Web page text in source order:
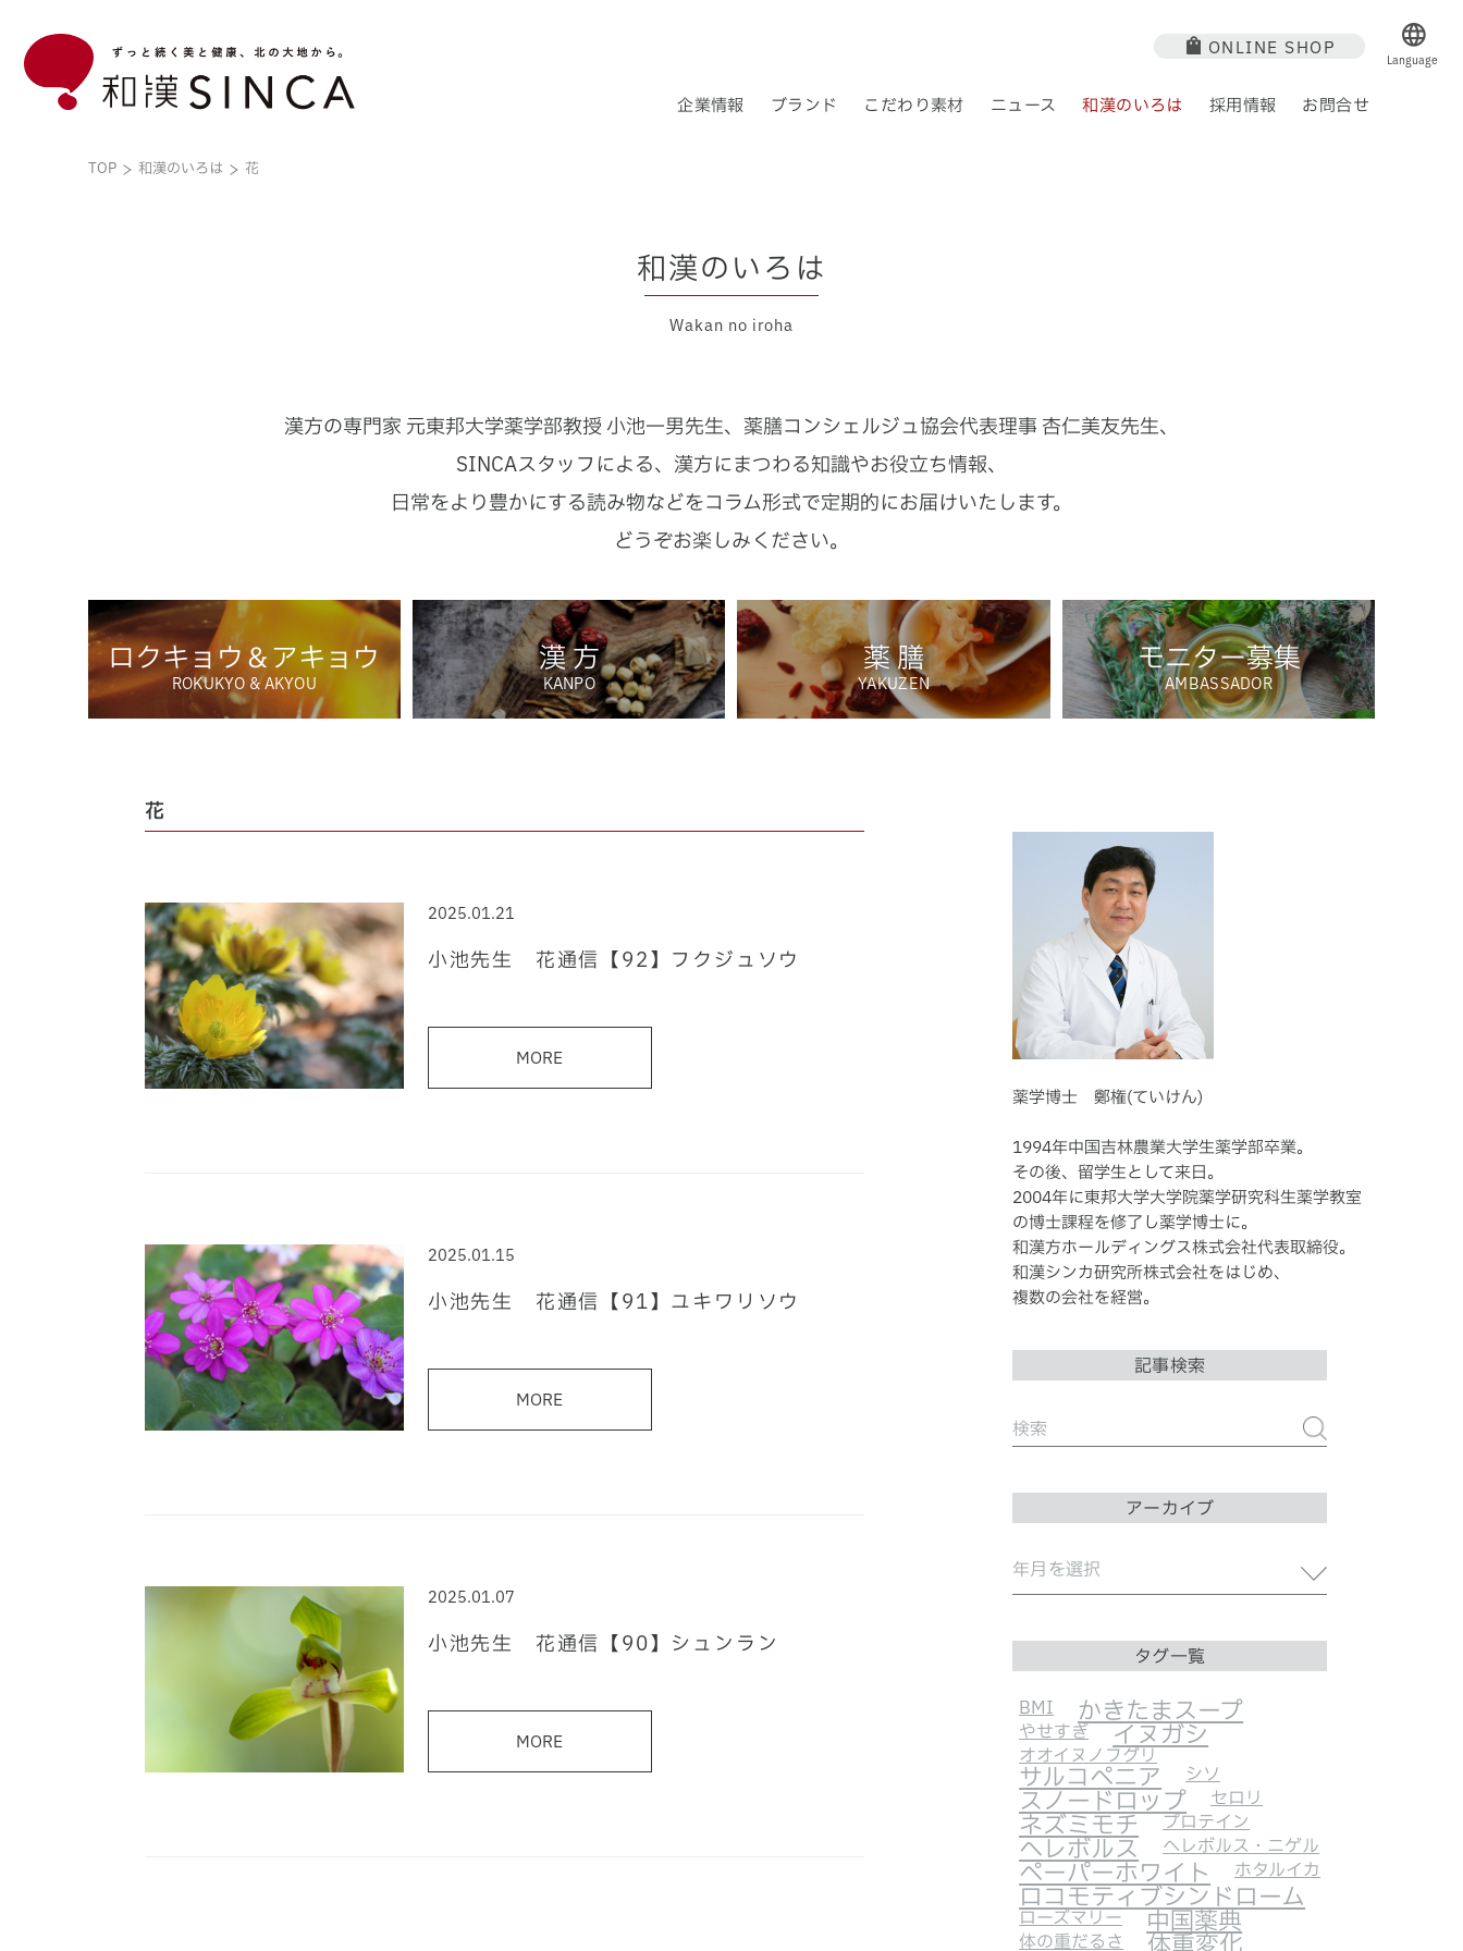
企業情報
企業理念 会社概要
ブランド
ブランドについて
こだわり素材
ロクキョウ・アキョウとは
ニュース 和漢のいろは
ロクキョウ＆アキョウ
採用情報 お問合せ
ONLINE SHOP
Language
TOP 和漢のいろは 花
和漢のいろは
Wakan no iroha
漢方の専門家 元東邦大学薬学部教授 小池一男先生、 薬膳コンシェルジュ協会代表理事 杏仁美友先生、
SINCAスタッフによる、 漢方にまつわる知識やお役立ち情報、
日常をより豊かにする読み物などをコラム形式で定期的にお届けいたします。
どうぞお楽しみください。
ロクキョウ＆アキョウ
ROKUKYO & AKYOU
漢 方
KANPO
薬 膳
YAKUZEN
モニター募集
AMBASSADOR
花
2025.01.21
小池先生 花通信【92】フクジュソウ
MORE
2025.01.15
小池先生 花通信【91】ユキワリソウ
MORE
2025.01.07
小池先生 花通信【90】シュンラン
MORE
薬学博士 鄭権(ていけん)
1994年中国吉林農業大学生薬学部卒業。
その後、留学生として来日。
2004年に東邦大学大学院薬学研究科生薬学教室
の博士課程を修了し薬学博士に。
和漢方ホールディングス株式会社代表取締役。
和漢シンカ研究所株式会社をはじめ、
複数の会社を経営。
記事検索
アーカイブ
タグ一覧
BMI かきたまスープ
やせすぎ イヌガシ
オオイヌノフグリ
サルコペニア シソ
スノードロップ セロリ
ネズミモチ プロテイン
ヘレボルス ヘレボルス・ニゲル
ペーパーホワイト ホタルイカ
ロコモティブシンドローム
ローズマリー 中国薬典
体の重だるさ 体重変化